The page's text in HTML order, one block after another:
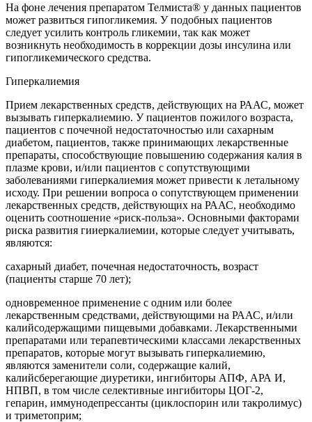
На фоне лечения препаратом Телмиста® у данных пациентов
может развиться гипогликемия. У подобных пациентов
следует усилить контроль гликемии, так как может
возникнуть необходимость в коррекции дозы инсулина или
гипогликемического средства.
Гиперкалиемия
Прием лекарственных средств, действующих на РААС, может
вызывать гиперкалиемию. У пациентов пожилого возраста,
пациентов с почечной недостаточностью или сахарным
диабетом, пациентов, также принимающих лекарственные
препараты, способствующие повышению содержания калия в
плазме крови, и/или пациентов с сопутствующими
заболеваниями гиперкалиемия может привести к летальному
исходу. При решении вопроса о сопутствующем применении
лекарственных средств, действующих на РААС, необходимо
оценить соотношение «риск-польза». Основными факторами
риска развития гииеркалиемии, которые следует учитывать,
являются:
сахарный диабет, почечная недостаточность, возраст
(пациенты старше 70 лет);
одновременное применение с одним или более
лекарственным средствами, действующими на РААС, и/или
калийсодержащими пищевыми добавками. Лекарственными
препаратами или терапевтическими классами лекарственных
препаратов, которые могут вызывать гиперкалиемию,
являются заменители соли, содержащие калий,
калийсберегающие диуретики, ингибиторы АПФ, АРА И,
НПВП, в том числе селективные ингибиторы ЦОГ-2,
гепарин, иммунодепрессанты (циклоспорин или такролимус)
и триметоприм;